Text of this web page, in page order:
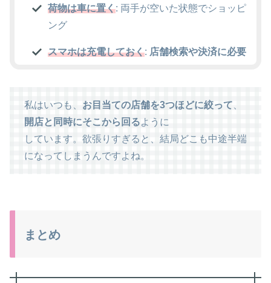
荷物は車に置く: 両手が空いた状態でショッピ
ング
スマホは充電しておく: 店舗検索や決済に必要
私はいつも、 お目当ての店舗を3つほどに絞って
開店と同時にそこから回るように
しています。欲張りすぎると、結局どこも中途半端
になってしまうんですよね。
まとめ